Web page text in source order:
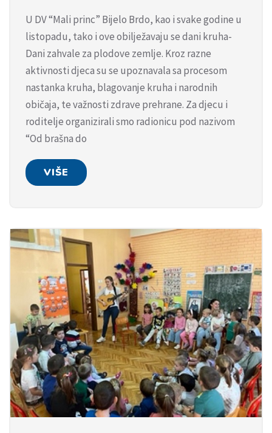
U DV “Mali princ” Bijelo Brdo, kao i svake godine u
listopadu, tako i ove obilježavaju se dani kruha-
Dani zahvale za plodove zemlje. Kroz razne
aktivnosti djeca su se upoznavala sa procesom
nastanka kruha, blagovanje kruha i narodnih
običaja, te važnosti zdrave prehrane. Za djecu i
roditelje organizirali smo radionicu pod nazivom
“Od brašna do
VIŠE